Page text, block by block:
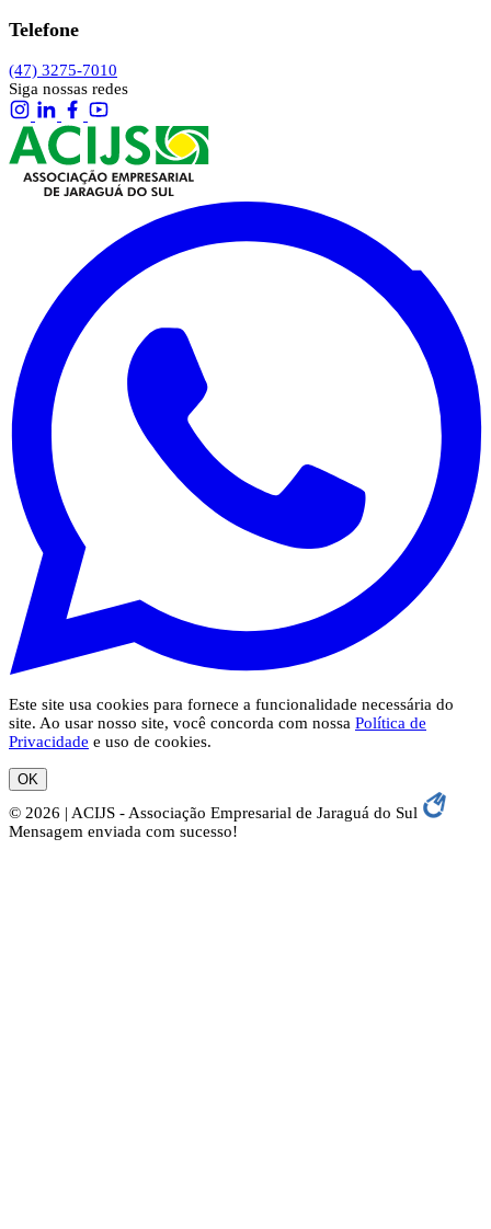
Telefone
(47) 3275-7010
Siga nossas redes
Este site usa cookies para fornece a funcionalidade necessária do
site. Ao usar nosso site, você concorda com nossa Política de
Privacidade e uso de cookies.
OK
© 2026 | ACIJS - Associação Empresarial de Jaraguá do Sul
Mensagem enviada com sucesso!